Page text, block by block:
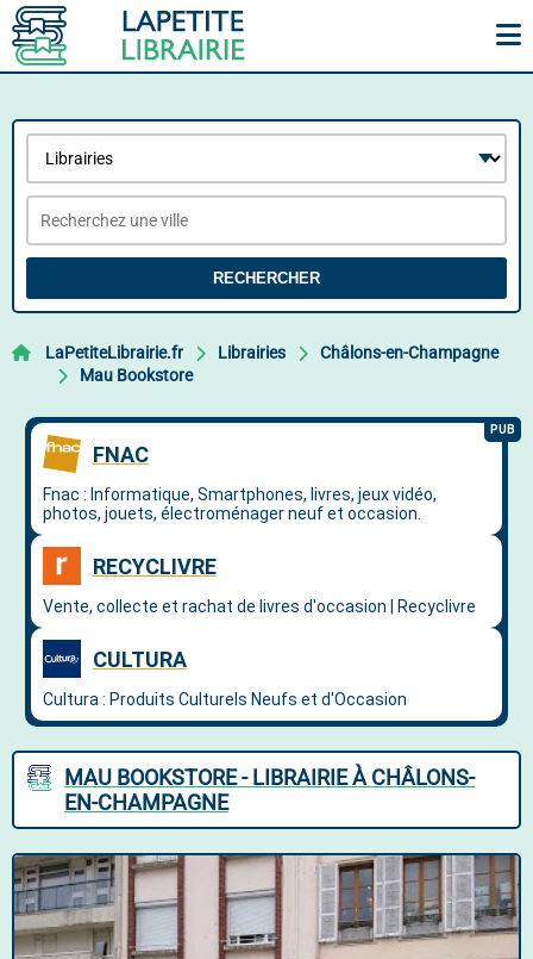
RECHERCHER
LaPetiteLibrairie.fr Librairies
Châlons-en-Champagne
Mau Bookstore
MAU BOOKSTORE - LIBRAIRIE À CHÂLONS-
EN-CHAMPAGNE